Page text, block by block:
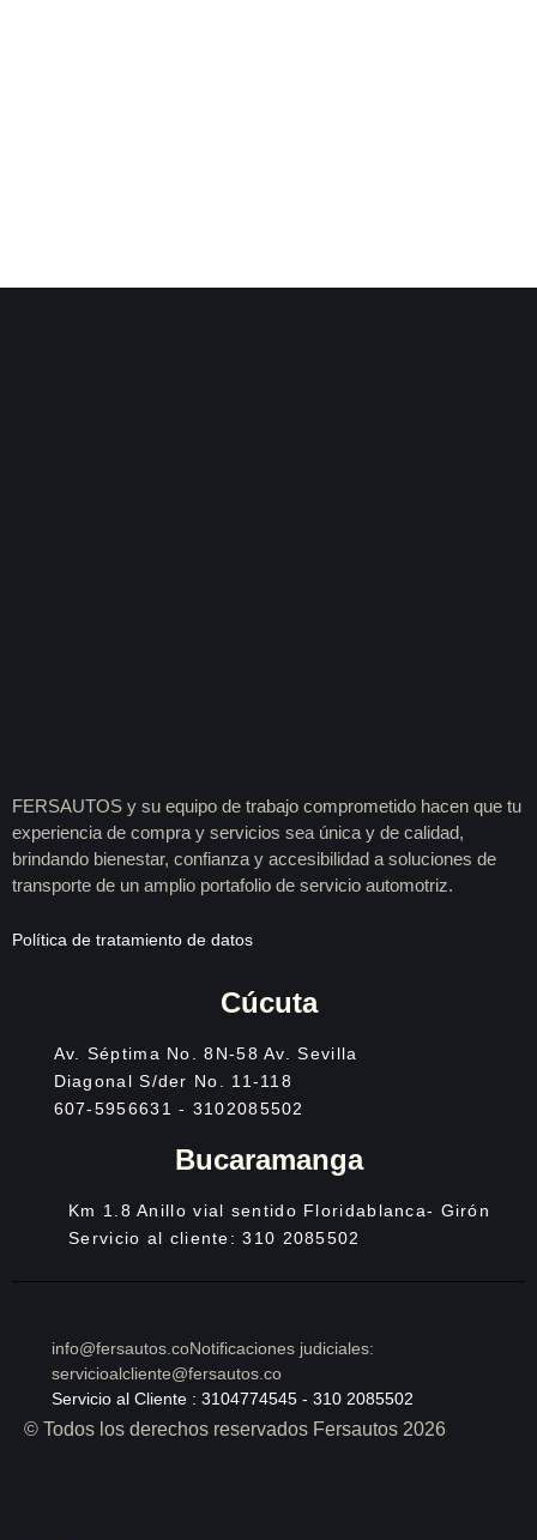
FERSAUTOS y su equipo de trabajo comprometido hacen que tu
experiencia de compra y servicios sea única y de calidad,
brindando bienestar, confianza y accesibilidad a soluciones de
transporte de un amplio portafolio de servicio automotriz.
Política de tratamiento de datos
Cúcuta
Av. Séptima No. 8N-58 Av. Sevilla
Diagonal S/der No. 11-118
607-5956631 - 3102085502
Bucaramanga
Km 1.8 Anillo vial sentido Floridablanca- Girón
Servicio al cliente: 310 2085502
info@fersautos.coNotificaciones judiciales:
servicioalcliente@fersautos.co
Servicio al Cliente : 3104774545 - 310 2085502
© Todos los derechos reservados Fersautos 2026